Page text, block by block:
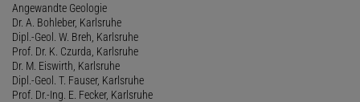
Angewandte Geologie
Dr. A. Bohleber, Karlsruhe
Dipl.-Geol. W. Breh, Karlsruhe
Prof. Dr. K. Czurda, Karlsruhe
Dr. M. Eiswirth, Karlsruhe
Dipl.-Geol. T. Fauser, Karlsruhe
Prof. Dr.-Ing. E. Fecker, Karlsruhe